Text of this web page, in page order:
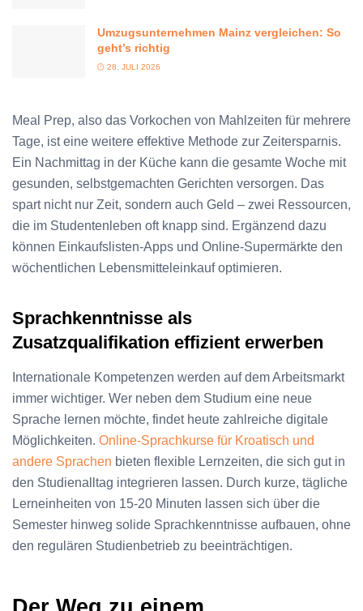
Umzugsunternehmen Mainz vergleichen: So
geht’s richtig
28. JULI 2026
Meal Prep, also das Vorkochen von Mahlzeiten für mehrere
Tage, ist eine weitere effektive Methode zur Zeitersparnis.
Ein Nachmittag in der Küche kann die gesamte Woche mit
gesunden, selbstgemachten Gerichten versorgen. Das
spart nicht nur Zeit, sondern auch Geld – zwei Ressourcen,
die im Studentenleben oft knapp sind. Ergänzend dazu
können Einkaufslisten-Apps und Online-Supermärkte den
wöchentlichen Lebensmitteleinkauf optimieren.
Sprachkenntnisse als
Zusatzqualifikation effizient erwerben
Internationale Kompetenzen werden auf dem Arbeitsmarkt
immer wichtiger. Wer neben dem Studium eine neue
Sprache lernen möchte, findet heute zahlreiche digitale
Möglichkeiten. Online-Sprachkurse für Kroatisch und
andere Sprachen bieten flexible Lernzeiten, die sich gut in
den Studienalltag integrieren lassen. Durch kurze, tägliche
Lerneinheiten von 15-20 Minuten lassen sich über die
Semester hinweg solide Sprachkenntnisse aufbauen, ohne
den regulären Studienbetrieb zu beeinträchtigen.